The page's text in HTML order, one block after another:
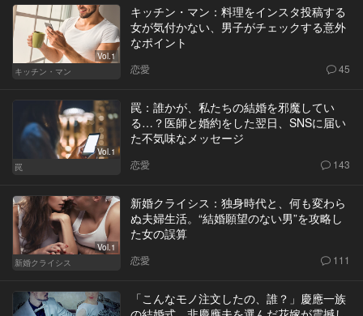
Vol.1
キッチン・マン
キッチン・マン：料理をインスタ投稿する
女が気付かない、男子がチェックする意外
なポイント
恋愛 45
Vol.1
罠
罠：誰かが、私たちの結婚を邪魔してい
る…？医師と婚約をした翌日、SNSに届い
た不気味なメッセージ
恋愛 143
Vol.1
新婚クライシス
新婚クライシス：独身時代と、何も変わら
ぬ夫婦生活。“結婚願望のない男”を攻略し
た女の誤算
恋愛 111
「こんなモノ注文したの、誰？」慶應一族